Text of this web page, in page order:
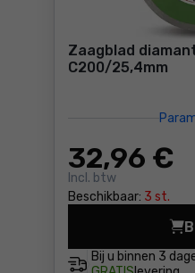
Zaagblad
C200/25,4mm
32,96 €
Incl. btw
Beschikbaar: 3 st.
Bij u binnen 3